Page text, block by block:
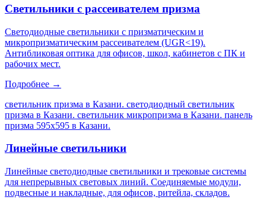
Светильники с рассеивателем призма
Светодиодные светильники с призматическим и
микропризматическим рассеивателем (UGR<19).
Антибликовая оптика для офисов, школ, кабинетов с ПК и
рабочих мест.
Подробнее →
светильник призма в Казани. светодиодный светильник
призма в Казани. светильник микропризма в Казани. панель
призма 595х595 в Казани.
Линейные светильники
Линейные светодиодные светильники и трековые системы
для непрерывных световых линий. Соединяемые модули,
подвесные и накладные, для офисов, ритейла, складов.